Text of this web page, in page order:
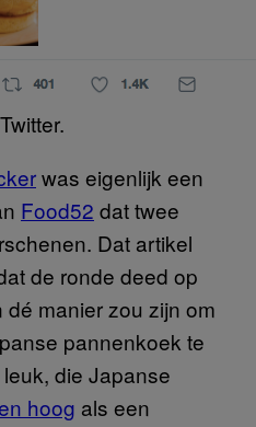
was eigenlijk een
Food52 dat twee
Dat artikel
de ronde deed op
manier zou zijn om
pannenkoek te
die Japanse
hoog als een